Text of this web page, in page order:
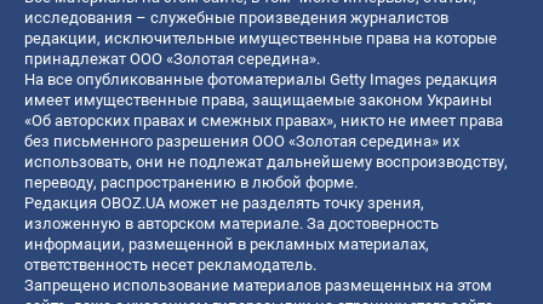
исследования – служебные произведения журналистов
редакции, исключительные имущественные права на которые
принадлежат ООО «Золотая середина».
На все опубликованные фотоматериалы Getty Images редакция
имеет имущественные права, защищаемые законом Украины
«Об авторских правах и смежных правах», никто не имеет права
без письменного разрешения ООО «Золотая середина» их
использовать, они не подлежат дальнейшему воспроизводству,
переводу, распространению в любой форме.
Редакция OBOZ.UA может не разделять точку зрения,
изложенную в авторском материале. За достоверность
информации, размещенной в рекламных материалах,
ответственность несет рекламодатель.
Запрещено использование материалов размещенных на этом